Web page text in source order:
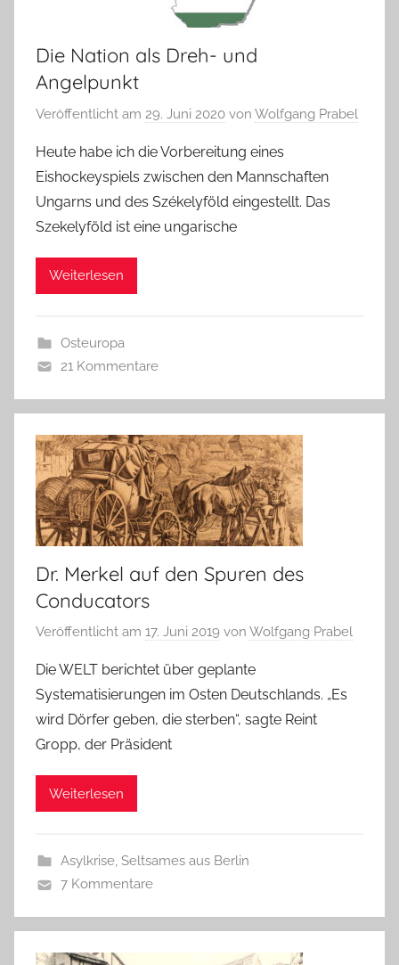
Die Nation als Dreh- und
Angelpunkt
Veröffentlicht am 29. Juni 2020 von Wolfgang Prabel
Heute habe ich die Vorbereitung eines
Eishockeyspiels zwischen den Mannschaften
Ungarns und des Székelyföld eingestellt. Das
Szekelyföld ist eine ungarische
Weiterlesen
Osteuropa
21 Kommentare
Dr. Merkel auf den Spuren des
Conducators
Veröffentlicht am 17. Juni 2019 von Wolfgang Prabel
Die WELT berichtet über geplante
Systematisierungen im Osten Deutschlands. „Es
wird Dörfer geben, die sterben“, sagte Reint
Gropp, der Präsident
Weiterlesen
Asylkrise, Seltsames aus Berlin
7 Kommentare